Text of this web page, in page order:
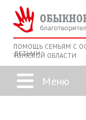
ПОМОЩЬ СЕМЬЯМ С
ДЕТЬМИ
ТОМСКОЙ ОБЛАСТИ